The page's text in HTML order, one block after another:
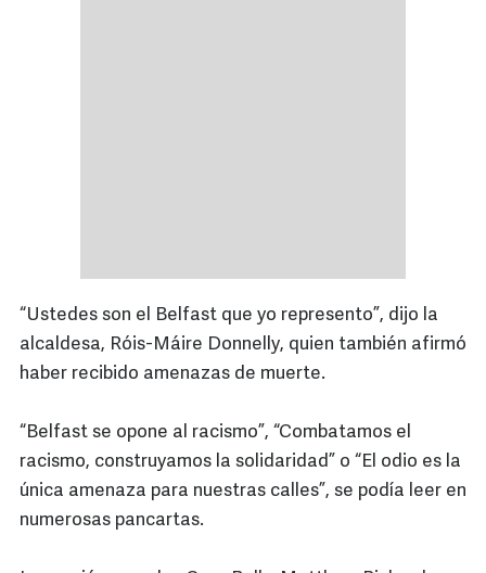
“Ustedes son el Belfast que yo represento”, dijo la
alcaldesa, Róis-Máire Donnelly, quien también afirmó
haber recibido amenazas de muerte.
“Belfast se opone al racismo”, “Combatamos el
racismo, construyamos la solidaridad” o “El odio es la
única amenaza para nuestras calles”, se podía leer en
numerosas pancartas.